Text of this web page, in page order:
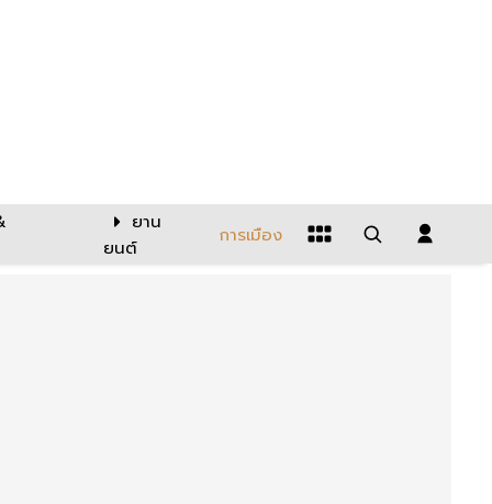
ยาน
ยนต์
การเมือง